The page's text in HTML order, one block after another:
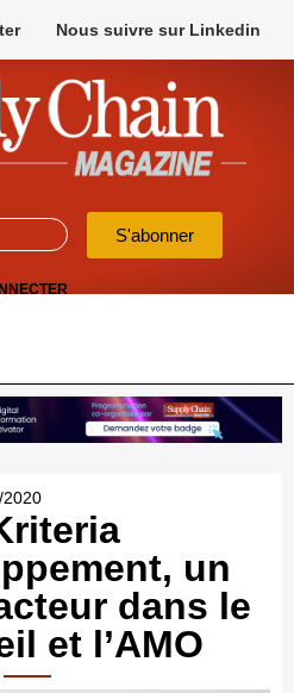
Nous suivre sur Linkedin
S'abonner
un
dans le
et l’AMO
2020